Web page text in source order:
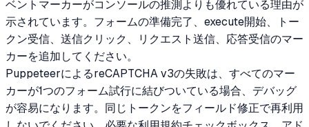
ベントマーカーがコンソールの推測よりも優れている理由が
示されています。フォームの準備完了、execute開始、トー
クン受信、送信クリック、リクエスト送信、応答受信のマー
カーを追加してください。
PuppeteerによるreCAPTCHA v3の失敗は、すべてのマー
カーが1つのフォーム試行に結びついている場合、デバッグ
が容易になります。同じトークンをフィールド修正で再利用